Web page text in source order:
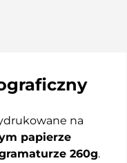
na
papierze
260g.